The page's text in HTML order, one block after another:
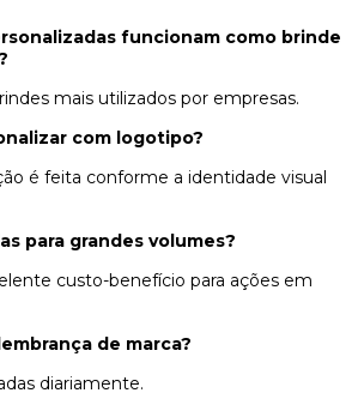
funcionam como brinde
mais utilizados por empresas.
com logotipo?
é feita conforme a identidade visual
para grandes volumes?
custo-benefício para ações em
de marca?
diariamente.